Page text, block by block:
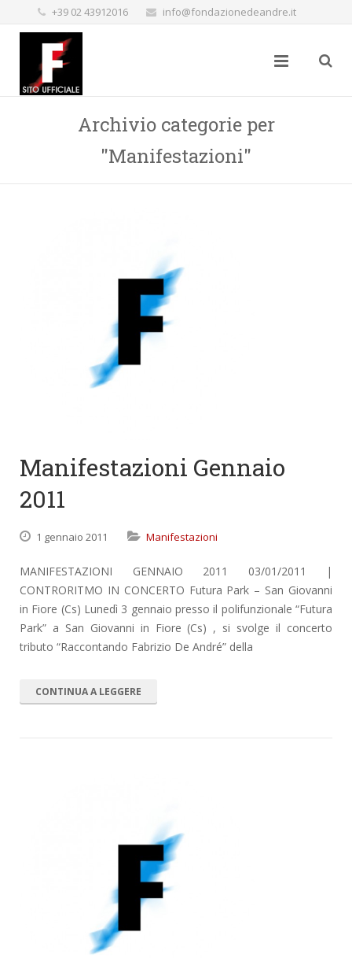
+39 02 43912016 info@fondazionedeandre.it
Archivio categorie per
"Manifestazioni"
Manifestazioni Gennaio
2011
1 gennaio 2011 Manifestazioni
MANIFESTAZIONI GENNAIO 2011 03/01/2011 |
CONTRORITMO IN CONCERTO Futura Park – San Giovanni
in Fiore (Cs) Lunedì 3 gennaio presso il polifunzionale “Futura
Park” a San Giovanni in Fiore (Cs) , si svolge il concerto
tributo “Raccontando Fabrizio De André” della
CONTINUA A LEGGERE